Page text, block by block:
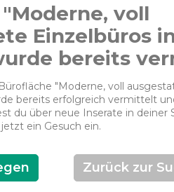
voll
Einzelbüros
bereits
"Moderne, voll
bereits erfolgreich vermittelt
du über neue Inserate in deiner
ein Gesuch ein.
Zurück zur